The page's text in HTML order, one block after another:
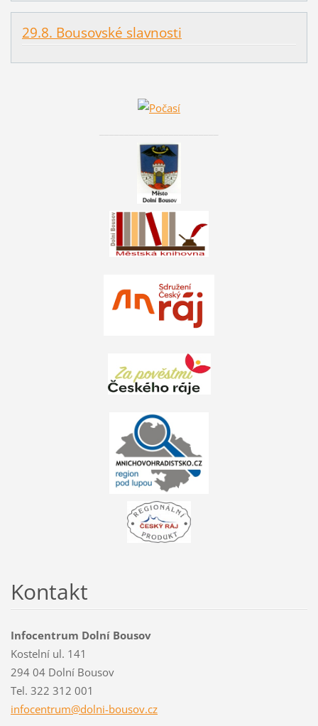
29.8. Bousovské slavnosti
Kontakt
Infocentrum Dolní Bousov
Kostelní ul. 141
294 04 Dolní Bousov
Tel. 322 312 001
infocentrum@dolni-bousov.cz